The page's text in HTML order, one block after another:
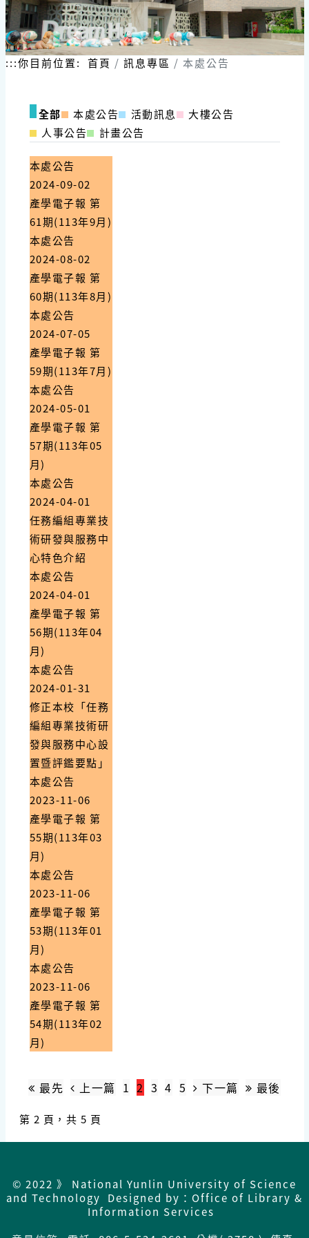
跳
到
主
要
內:::你目前位置: 首頁 訊息專區 本處公告
全部 本處公告 活動訊息
大樓公告
人事公告
計畫公告
本處公告
2024-09-02
產學電子報 第
61期(113年9月)
本處公告
2024-08-02
產學電子報 第
60期(113年8月)
本處公告
2024-07-05
產學電子報 第
59期(113年7月)
本處公告
2024-05-01
產學電子報 第
57期(113年05
月)
本處公告
2024-04-01
任務編組專業技
術研發與服務中
心特色介紹
本處公告
2024-04-01
產學電子報 第
56期(113年04
月)
本處公告
2024-01-31
修正本校「任務
編組專業技術研
發與服務中心設
置暨評鑑要點」
本處公告
2023-11-06
產學電子報 第
55期(113年03
月)
本處公告
2023-11-06
產學電子報 第
53期(113年01
月)
本處公告
2023-11-06
產學電子報 第
54期(113年02
月)
最先 上一篇 1 2 3 4 5 下一篇 最後
第 2 頁，共 5 頁
© 2022 》 National Yunlin University of Science
and Technology Designed by：Office of Library &
Information Services